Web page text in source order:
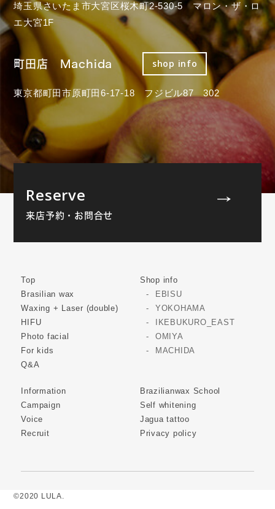
埼玉県さいたま市大宮区桜木町2-530-5 マロン・ザ・ロ
エ大宮1F
町田店 Machida shop info
東京都町田市原町田6-17-18 フジビル87 302
Reserve
来店予約・お問合せ
Top
Brasilian wax
Waxing + Laser (double)
HIFU
Photo facial
For kids
Q&A
Shop info
EBISU
YOKOHAMA
IKEBUKURO_EAST
OMIYA
MACHIDA
Information
Campaign
Voice
Recruit
Brazilianwax School
Self whitening
Jagua tattoo
Privacy policy
©2020 LULA.